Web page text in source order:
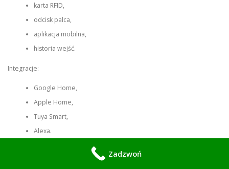
karta RFID,
odcisk palca,
aplikacja mobilna,
historia wejść.
Integracje:
Google Home,
Apple Home,
Tuya Smart,
Alexa.
Zadzwoń